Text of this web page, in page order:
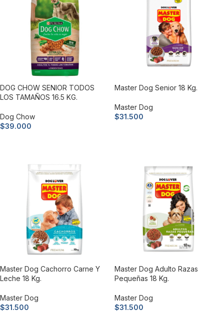
DOG CHOW SENIOR TODOS
LOS TAMAÑOS 16.5 KG.
Dog Chow
$39.000
Master Dog Senior 18 Kg.
Master Dog
$31.500
Master Dog Cachorro Carne Y
Leche 18 Kg.
Master Dog
$31.500
Master Dog Adulto Razas
Pequeñas 18 Kg.
Master Dog
$31.500